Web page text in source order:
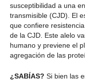
susceptibilidad a una
transmisible (CJD). El
que confiere
de la CJD. Este alelo
humano y previene el
agregación de las
¿SABÍAS? Si bien las